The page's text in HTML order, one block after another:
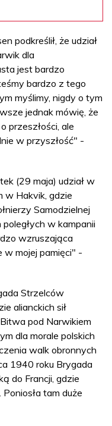
podkreślił, że udział
dla
jest bardzo
bardzo z tego
myślimy, nigdy o tym
jednak mówię, że
przeszłości, ale
w przyszłość" -
(29 maja) udział w
w Hakvik, gdzie
Samodzielnej
w kampanii
wzruszająca
w mojej pamięci" -
Strzelców
alianckich sił
pod Narwikiem
dla morale polskich
walk obronnych
1940 roku Brygada
do Francji, gdzie
tam duże